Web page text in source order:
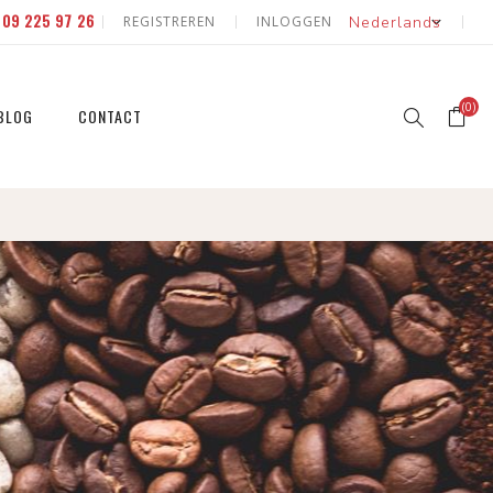
09 225 97 26 REGISTREREN INLOGGEN
& fruit
& fruit
CONTACT (0)